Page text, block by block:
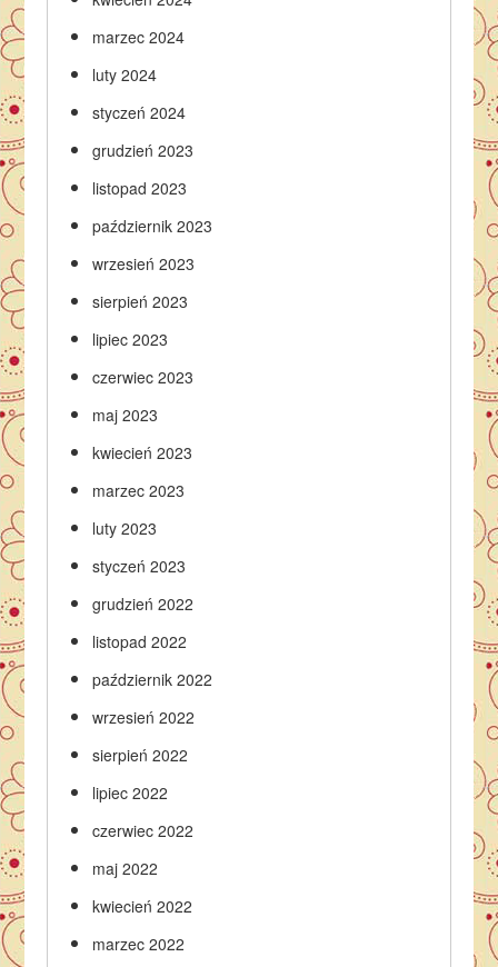
marzec 2024
luty 2024
styczeń 2024
grudzień 2023
listopad 2023
październik 2023
wrzesień 2023
sierpień 2023
lipiec 2023
czerwiec 2023
maj 2023
kwiecień 2023
marzec 2023
luty 2023
styczeń 2023
grudzień 2022
listopad 2022
październik 2022
wrzesień 2022
sierpień 2022
lipiec 2022
czerwiec 2022
maj 2022
kwiecień 2022
marzec 2022